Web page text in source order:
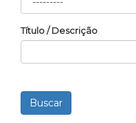
Título / Descrição